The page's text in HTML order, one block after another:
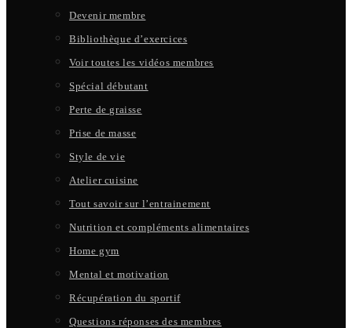
Devenir membre
Bibliothèque d’exercices
Voir toutes les vidéos membres
Spécial débutant
Perte de graisse
Prise de masse
Style de vie
Atelier cuisine
Tout savoir sur l’entrainement
Nutrition et compléments alimentaires
Home gym
Mental et motivation
Récupération du sportif
Questions réponses des membres